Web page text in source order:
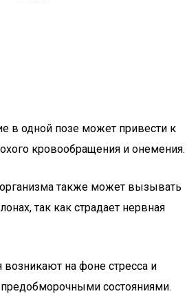
в одной позе может привести к
кровообращения и онемения.
также может вызывать
так как страдает нервная
на фоне стресса и
состояниями.